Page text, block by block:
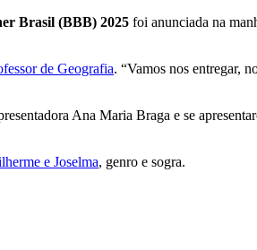
Brasil (BBB) 2025 foi anunciada na
de Geografia. “Vamos nos entregar,
Ana Maria Braga e se
e Joselma, genro e sogra.